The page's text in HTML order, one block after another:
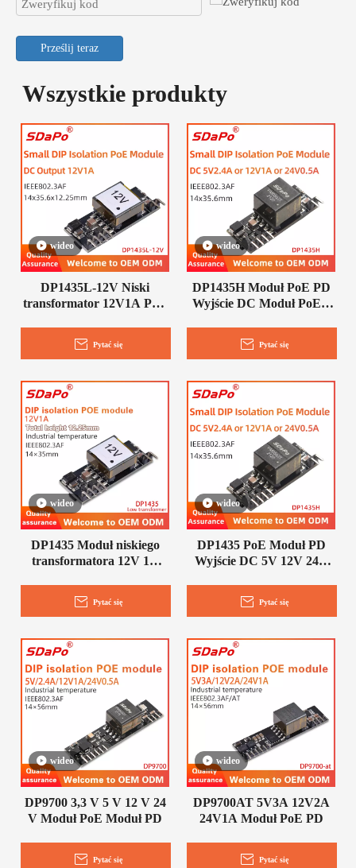
Prześlij teraz
Wszystkie produkty
wideo
DP1435L-12V Niski
transformator 12V1A PoE
Pytać się
wideo
DP1435H Moduł PoE PD
Wyjście DC Moduł PoE 5
Pytać się
wideo
DP1435 Moduł niskiego
transformatora 12V 1A
Pytać się
wideo
DP1435 PoE Moduł PD
Wyjście DC 5V 12V 24V
Pytać się
wideo
DP9700 3,3 V 5 V 12 V 24
V Moduł PoE Moduł PD
Pytać się
wideo
DP9700AT 5V3A 12V2A
24V1A Moduł PoE PD
Pytać się